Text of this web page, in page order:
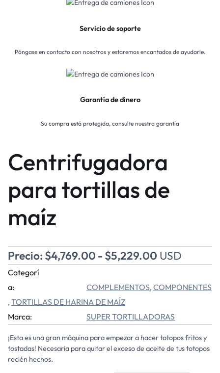
Servicio de soporte
Póngase en contacto con nosotros y estaremos encantados de ayudarle.
Garantía de dinero
Su compra está protegida, consulte nuestra garantía
Centrifugadora
para tortillas de
maíz
Precio: $4,769.00 -$5,229.00 USD
Categorí
a:
COMPLEMENTOS, COMPONENTES
, TORTILLAS DE HARINA DE MAÍZ
Marca:
SUPER TORTILLADORAS
¡Esta es una gran máquina para empezar a hacer totopos fritos y
tostadas! Necesaria para quitar el exceso de aceite de tus totopos
recién hechos.